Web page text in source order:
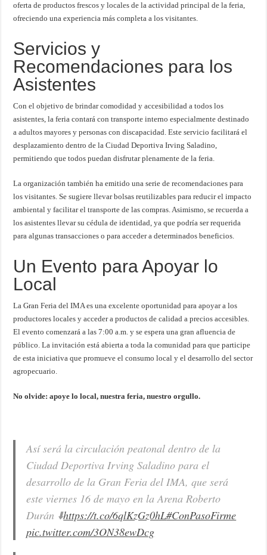
oferta de productos frescos y locales de la actividad principal de la feria,
ofreciendo una experiencia más completa a los visitantes.
Servicios y
Recomendaciones para los
Asistentes
Con el objetivo de brindar comodidad y accesibilidad a todos los
asistentes, la feria contará con transporte interno especialmente destinado
a adultos mayores y personas con discapacidad. Este servicio facilitará el
desplazamiento dentro de la Ciudad Deportiva Irving Saladino,
permitiendo que todos puedan disfrutar plenamente de la feria.
La organización también ha emitido una serie de recomendaciones para
los visitantes. Se sugiere llevar bolsas reutilizables para reducir el impacto
ambiental y facilitar el transporte de las compras. Asimismo, se recuerda a
los asistentes llevar su cédula de identidad, ya que podría ser requerida
para algunas transacciones o para acceder a determinados beneficios.
Un Evento para Apoyar lo
Local
La Gran Feria del IMA es una excelente oportunidad para apoyar a los
productores locales y acceder a productos de calidad a precios accesibles.
El evento comenzará a las 7:00 a.m. y se espera una gran afluencia de
público. La invitación está abierta a toda la comunidad para que participe
de esta iniciativa que promueve el consumo local y el desarrollo del sector
agropecuario.
No olvide: apoye lo local, nuestra feria, nuestro orgullo.
Así será la circulación peatonal dentro de la
Ciudad Deportiva Irving Saladino para el
desarrollo de la Gran Feria del IMA, que será
este viernes 16 de mayo en la Arena Roberto
Durán ⬇️https://t.co/6qlKzGz0hL#ConPasoFirme
pic.twitter.com/3ON38ewDcg